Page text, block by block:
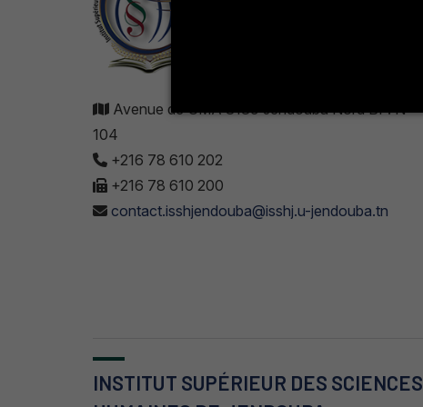
Avenue de UMA 8189 Jendouba Nord BP. N°
104
+216 78 610 202
+216 78 610 200
contact.isshjendouba@isshj.u-jendouba.tn
INSTITUT SUPÉRIEUR DES SCIENCES